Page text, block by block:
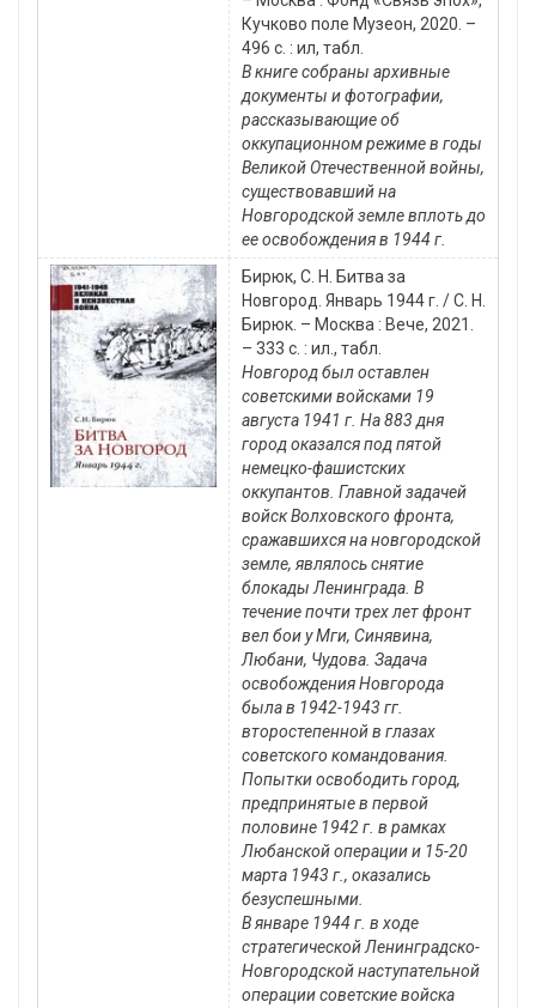
Кучково поле Музеон, 2020. –
496 с. : ил, табл.
В книге собраны архивные
документы и фотографии,
рассказывающие об
оккупационном режиме в годы
Великой Отечественной войны,
существовавший на
Новгородской земле вплоть до
ее освобождения в 1944 г.
Бирюк, С. Н. Битва за
Новгород. Январь 1944 г. / С. Н.
Бирюк. – Москва : Вече, 2021.
– 333 с. : ил., табл.
Новгород был оставлен
советскими войсками 19
августа 1941 г. На 883 дня
город оказался под пятой
немецко-фашистских
оккупантов. Главной задачей
войск Волховского фронта,
сражавшихся на новгородской
земле, являлось снятие
блокады Ленинграда. В
течение почти трех лет фронт
вел бои у Мги, Синявина,
Любани, Чудова. Задача
освобождения Новгорода
была в 1942-1943 гг.
второстепенной в глазах
советского командования.
Попытки освободить город,
предпринятые в первой
половине 1942 г. в рамках
Любанской операции и 15-20
марта 1943 г., оказались
безуспешными.
В январе 1944 г. в ходе
стратегической Ленинградско-
Новгородской наступательной
операции советские войска